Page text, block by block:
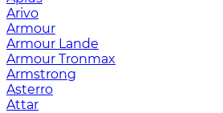
Arivo
Armour
Armour Lande
Armour Tronmax
Armstrong
Asterro
Attar